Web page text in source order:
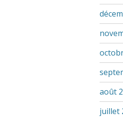
août
juillet